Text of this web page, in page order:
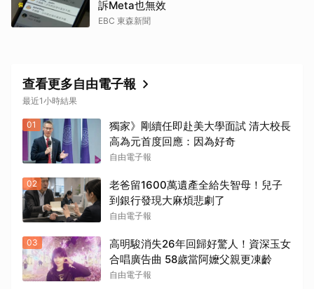
訴Meta也無效
EBC 東森新聞
查看更多自由電子報
最近1小時結果
01
獨家》剛續任即赴美大學面試 清大校長
高為元首度回應：因為好奇
自由電子報
02
老爸留1600萬遺產全給失智母！兒子
到銀行發現大麻煩悲劇了
自由電子報
03
高明駿消失26年回歸好驚人！資深玉女
合唱廣告曲 58歲當阿嬤父親更凍齡
自由電子報